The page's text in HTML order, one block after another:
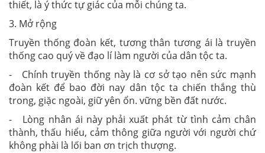
thiết, là ý thức tự giác của mỗi chúng ta.
3. Mở rộng
Truyền thống đoàn kết, tương thân tương ái là truyền
thống cao quý về đạo lí làm người của dân tộc ta.
- Chính truyền thống này là cơ sở tạo nên sức mạnh
đoàn kết để bao đời nay dân tộc ta chiến thắng thù
trong, giặc ngoài, giữ yên ổn. vững bền đất nước.
- Lòng nhân ái này phải xuất phát từ tình cảm chân
thành, thấu hiểu, cảm thông giữa người với người chứ
không phài là lối ban ơn trịch thượng.